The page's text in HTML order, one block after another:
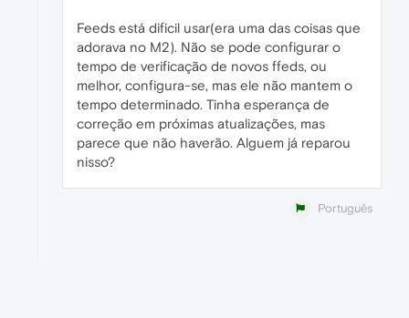
Feeds está dificil usar(era uma das coisas que
adorava no M2). Não se pode configurar o
tempo de verificação de novos ffeds, ou
melhor, configura-se, mas ele não mantem o
tempo determinado. Tinha esperança de
correção em próximas atualizações, mas
parece que não haverão. Alguem já reparou
nisso?
Português